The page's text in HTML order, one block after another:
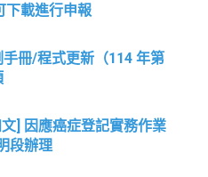
下載進行申報
冊/程式更新（114 年第
] 因應癌症登記實務作業
段辦理